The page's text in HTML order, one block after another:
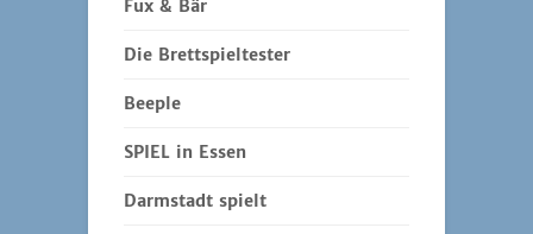
Fux & Bär
Die Brettspieltester
Beeple
SPIEL in Essen
Darmstadt spielt